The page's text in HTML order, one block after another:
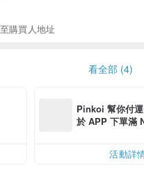
購買人地址
看全部 (4)
Pinkoi 幫你付
於 APP 下單滿
活動詳